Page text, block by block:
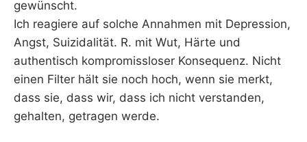
gewünscht.
Ich reagiere auf solche Annahmen mit Depression,
Angst, Suizidalität. R. mit Wut, Härte und
authentisch kompromissloser Konsequenz. Nicht
einen Filter hält sie noch hoch, wenn sie merkt,
dass sie, dass wir, dass ich nicht verstanden,
gehalten, getragen werde.